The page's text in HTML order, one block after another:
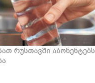
რუსთავში აბონენტებს